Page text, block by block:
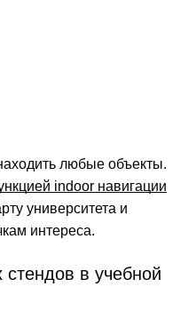
любые объекты.
indoor навигации
университета и
интереса.
в учебной